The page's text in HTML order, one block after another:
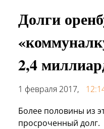
Долги
2,4
1 февраля 2017,
Более половины из
просроченный долг.